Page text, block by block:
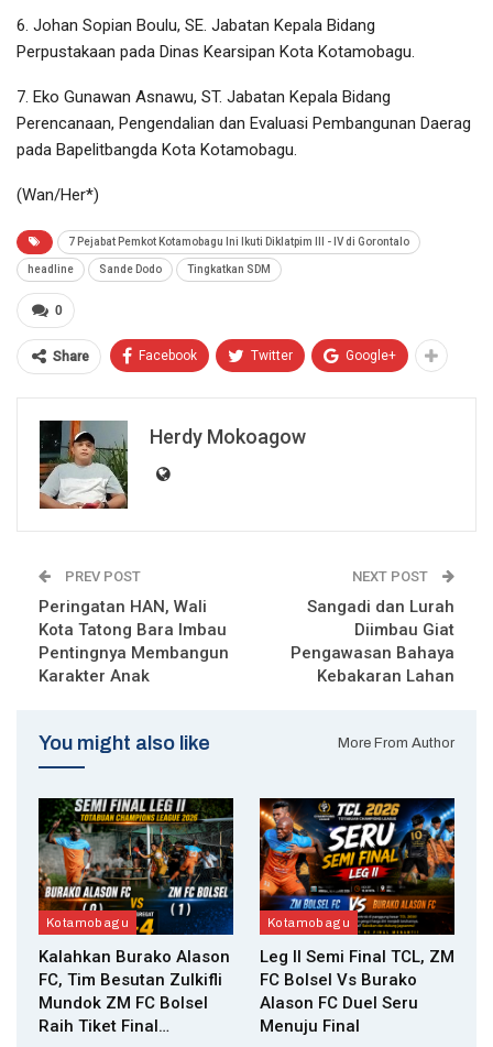
6. Johan Sopian Boulu, SE. Jabatan Kepala Bidang
Perpustakaan pada Dinas Kearsipan Kota Kotamobagu.
7. Eko Gunawan Asnawu, ST. Jabatan Kepala Bidang
Perencanaan, Pengendalian dan Evaluasi Pembangunan Daerag
pada Bapelitbangda Kota Kotamobagu.
(Wan/Her*)
7 Pejabat Pemkot Kotamobagu Ini Ikuti Diklatpim III - IV di Gorontalo
headline Sande Dodo Tingkatkan SDM
0
Share Facebook Twitter Google+
Herdy Mokoagow
PREV POST
Peringatan HAN, Wali
Kota Tatong Bara Imbau
Pentingnya Membangun
Karakter Anak
NEXT POST
Sangadi dan Lurah
Diimbau Giat
Pengawasan Bahaya
Kebakaran Lahan
You might also like More From Author
Kotamobagu
Kalahkan Burako Alason
FC, Tim Besutan Zulkifli
Mundok ZM FC Bolsel
Raih Tiket Final…
Kotamobagu
Leg II Semi Final TCL, ZM
FC Bolsel Vs Burako
Alason FC Duel Seru
Menuju Final